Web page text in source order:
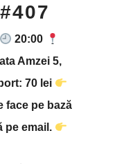
20:00
Amzei 5,
70 lei
face pe bază
pe email.